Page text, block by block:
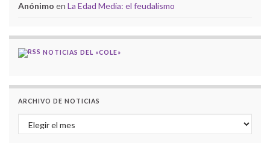
Anónimo en La Edad Media: el feudalismo
NOTICIAS DEL «COLE»
ARCHIVO DE NOTICIAS
ARCHIVO DE NOTICIAS